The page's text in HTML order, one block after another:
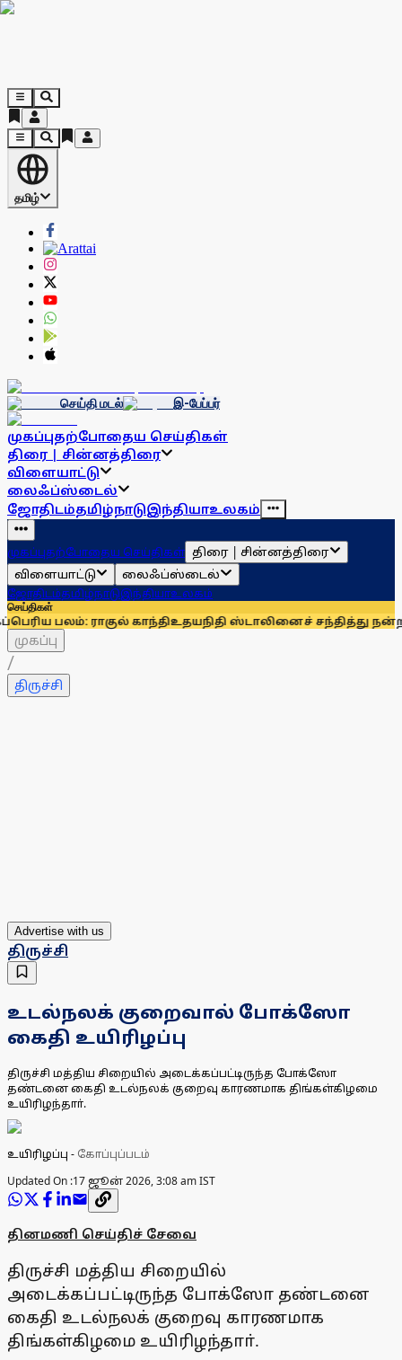
தமிழ்
செய்தி மடல் இ-பேப்பர்
முகப்புதற்போதைய செய்திகள்
திரை | சின்னத்திரை
விளையாட்டு
லைஃப்ஸ்டைல்
ஜோதிடம்தமிழ்நாடுஇந்தியாஉலகம்
முகப்புதற்போதைய செய்திகள் திரை | சின்னத்திரை
விளையாட்டு
லைஃப்ஸ்டைல்
ஜோதிடம்தமிழ்நாடுஇந்தியாஉலகம்
செய்திகள்
ராகுல் காந்திஉதயநிதி ஸ்டாலினைச் சந்தித்து நன்றி
முகப்பு
/
திருச்சி
Advertise with us
திருச்சி
உடல்நலக் குறைவால் போக்ஸோ
கைதி உயிரிழப்பு
திருச்சி மத்திய சிறையில் அடைக்கப்பட்டிருந்த போக்ஸோ
தண்டனை கைதி உடல்நலக் குறைவு காரணமாக திங்கள்கிழமை
உயிரிழந்தாா்.
உயிரிழப்பு - கோப்புப்படம்
Updated On :17 ஜூன் 2026, 3:08 am IST
தினமணி செய்திச் சேவை
திருச்சி மத்திய சிறையில்
அடைக்கப்பட்டிருந்த போக்ஸோ தண்டனை
கைதி உடல்நலக் குறைவு காரணமாக
திங்கள்கிழமை உயிரிழந்தாா்.